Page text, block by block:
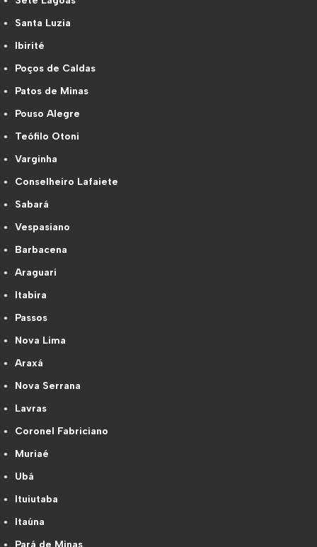
Santa Luzia
Ibirité
Poços de Caldas
Patos de Minas
Pouso Alegre
Teófilo Otoni
Varginha
Conselheiro Lafaiete
Sabará
Vespasiano
Barbacena
Araguari
Itabira
Passos
Nova Lima
Araxá
Nova Serrana
Lavras
Coronel Fabriciano
Muriaé
Ubá
Ituiutaba
Itaúna